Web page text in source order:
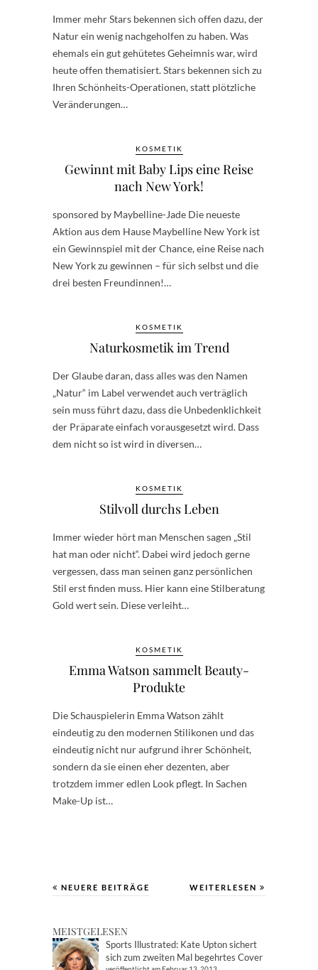
Immer mehr Stars bekennen sich offen dazu, der
Natur ein wenig nachgeholfen zu haben. Was
ehemals ein gut gehütetes Geheimnis war, wird
heute offen thematisiert. Stars bekennen sich zu
Ihren Schönheits-Operationen, statt plötzliche
Veränderungen…
KOSMETIK
Gewinnt mit Baby Lips eine Reise
nach New York!
sponsored by Maybelline-Jade Die neueste
Aktion aus dem Hause Maybelline New York ist
ein Gewinnspiel mit der Chance, eine Reise nach
New York zu gewinnen – für sich selbst und die
drei besten Freundinnen!…
KOSMETIK
Naturkosmetik im Trend
Der Glaube daran, dass alles was den Namen
„Natur“ im Label verwendet auch verträglich
sein muss führt dazu, dass die Unbedenklichkeit
der Präparate einfach vorausgesetzt wird. Dass
dem nicht so ist wird in diversen…
KOSMETIK
Stilvoll durchs Leben
Immer wieder hört man Menschen sagen „Stil
hat man oder nicht“. Dabei wird jedoch gerne
vergessen, dass man seinen ganz persönlichen
Stil erst finden muss. Hier kann eine Stilberatung
Gold wert sein. Diese verleiht…
KOSMETIK
Emma Watson sammelt Beauty-
Produkte
Die Schauspielerin Emma Watson zählt
eindeutig zu den modernen Stilikonen und das
eindeutig nicht nur aufgrund ihrer Schönheit,
sondern da sie einen eher dezenten, aber
trotzdem immer edlen Look pflegt. In Sachen
Make-Up ist…
WEITERLESEN
NEUERE BEITRÄGE
MEISTGELESEN
Sports Illustrated: Kate Upton sichert
sich zum zweiten Mal begehrtes Cover